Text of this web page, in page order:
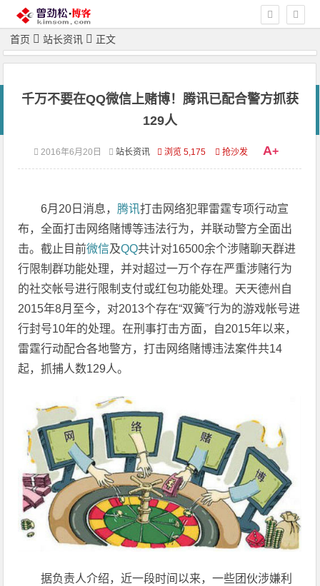
首页 站长资讯 正文
千万不要在QQ微信上赌博！腾讯已配合警方抓获
129人
2016年6月20日 站长资讯 浏览 5,175 抢沙发 A+
6月20日消息， 腾讯打击网络犯罪雷霆专项行动宣
布，全面打击网络赌博等违法行为，并联动警方全面出
击。截止目前微信及QQ共计对16500余个涉赌聊天群进
行限制群功能处理，并对超过一万个存在严重涉赌行为
的社交帐号进行限制支付或红包功能处理。天天德州自
2015年8月至今，对2013个存在“双簧”行为的游戏帐号进
行封号10年的处理。在刑事打击方面，自2015年以来，
雷霆行动配合各地警方，打击网络赌博违法案件共14
起，抓捕人数129人。
据负责人介绍，近一段时间以来，一些团伙涉嫌利